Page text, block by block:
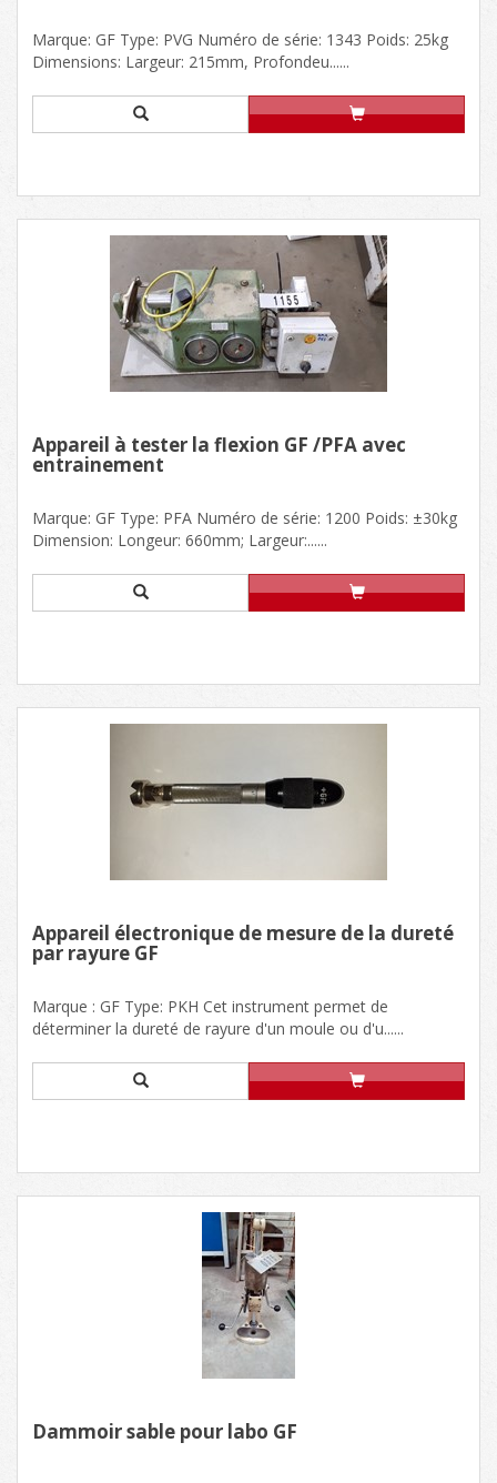
Marque: GF Type: PVG Numéro de série: 1343 Poids: 25kg
Dimensions: Largeur: 215mm, Profondeu......
Appareil à tester la flexion GF /PFA avec
entrainement
Marque: GF Type: PFA Numéro de série: 1200 Poids: ±30kg
Dimension: Longeur: 660mm; Largeur:......
Appareil électronique de mesure de la dureté
par rayure GF
Marque : GF Type: PKH Cet instrument permet de
déterminer la dureté de rayure d'un moule ou d'u......
Dammoir sable pour labo GF